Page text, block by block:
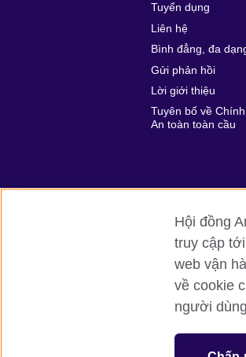
Tuyển dụng
Liên hệ
Bình đẳng, đa
Gửi phản hồi
Lời giới thiệu
Tuyên bố về
An toàn toàn cầu
Hội đồng Anh
© 2026 British
British Council
educational
Hội đồng
truy cập
web vận
về cookie
người